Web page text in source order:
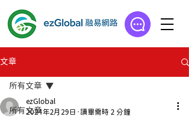
文章
所有文章
所有文章
ezGlobal
2024年2月29日
讀畢需時 2 分鐘